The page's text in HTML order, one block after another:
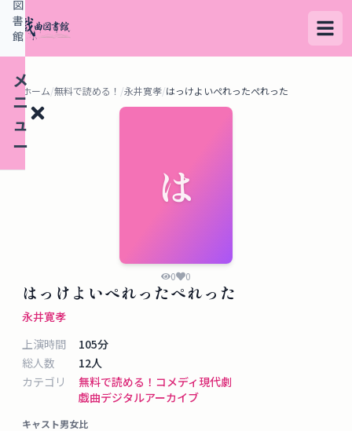
メ
ニ
ュ
ー
デ
タ
ベ
ス
図
書
館
ホーム/無料で読める！ /永井寛孝/はっけよいぺれったぺれった
は
0 0
はっけよいぺれったぺれった
永井寛孝
上演時間
105分
総人数
12人
カテゴリ
無料で読める！ コメディ 現代劇
戯曲デジタルアーカイブ
キャスト男女比